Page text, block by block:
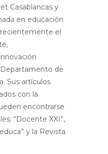
Casablancas y
en educación
el
de
Sus artículos
con la
encontrarse
“Docente XXI”,
y la Revista